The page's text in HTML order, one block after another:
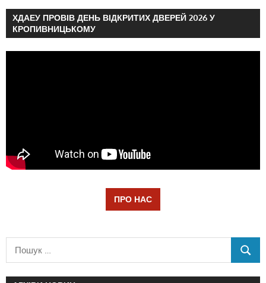
ХДАЕУ ПРОВІВ ДЕНЬ ВІДКРИТИХ ДВЕРЕЙ 2026 У
КРОПИВНИЦЬКОМУ
ПРО НАС